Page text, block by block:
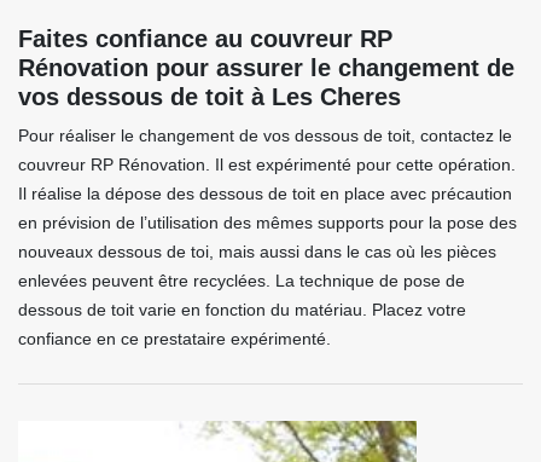
Faites confiance au couvreur RP
Rénovation pour assurer le changement de
vos dessous de toit à Les Cheres
Pour réaliser le changement de vos dessous de toit, contactez le
couvreur RP Rénovation. Il est expérimenté pour cette opération.
Il réalise la dépose des dessous de toit en place avec précaution
en prévision de l’utilisation des mêmes supports pour la pose des
nouveaux dessous de toi, mais aussi dans le cas où les pièces
enlevées peuvent être recyclées. La technique de pose de
dessous de toit varie en fonction du matériau. Placez votre
confiance en ce prestataire expérimenté.